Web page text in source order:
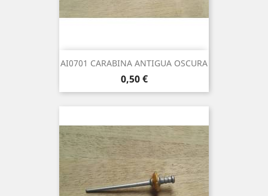
AI0701 CARABINA ANTIGUA OSCURA
Precio
0,50 €